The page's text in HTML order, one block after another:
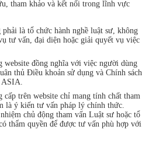
tham khảo và kết nối trong lĩnh vực
là tổ chức hành nghề luật sư, không
tư vấn, đại diện hoặc giải quyết vụ việc
website đồng nghĩa với việc người dùng
thủ Điều khoản sử dụng và Chính sách
trên website chỉ mang tính chất tham
là ý kiến tư vấn pháp lý chính thức.
chủ động tham vấn Luật sư hoặc tổ
thẩm quyền để được tư vấn phù hợp với